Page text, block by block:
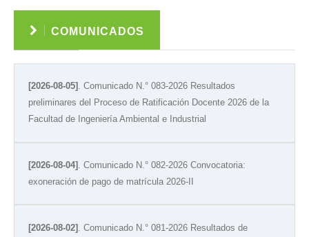
COMUNICADOS
[2026-08-05] . Comunicado N.° 083-2026 Resultados
preliminares del Proceso de Ratificación Docente 2026 de la
Facultad de Ingeniería Ambiental e Industrial
[2026-08-04] . Comunicado N.° 082-2026 Convocatoria:
exoneración de pago de matrícula 2026-II
[2026-08-02]
. Comunicado N.° 081-2026 Resultados de